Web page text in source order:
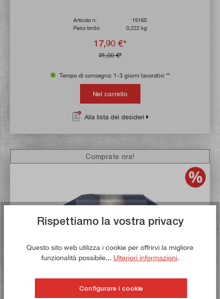
Articolo n:
15160
Peso lordo:
0,222 kg
17,90 €*
21,00 €*
Tempo di consegna: 1-3 giorni lavorativi **
Nel carrello
Alla lista dei desideri
Comprate ora!
Rispettiamo la vostra privacy
Questo sito web utilizza i cookie per offrirvi la migliore
funzionalità possibile... Ulteriori informazioni.
Configurare i cookie